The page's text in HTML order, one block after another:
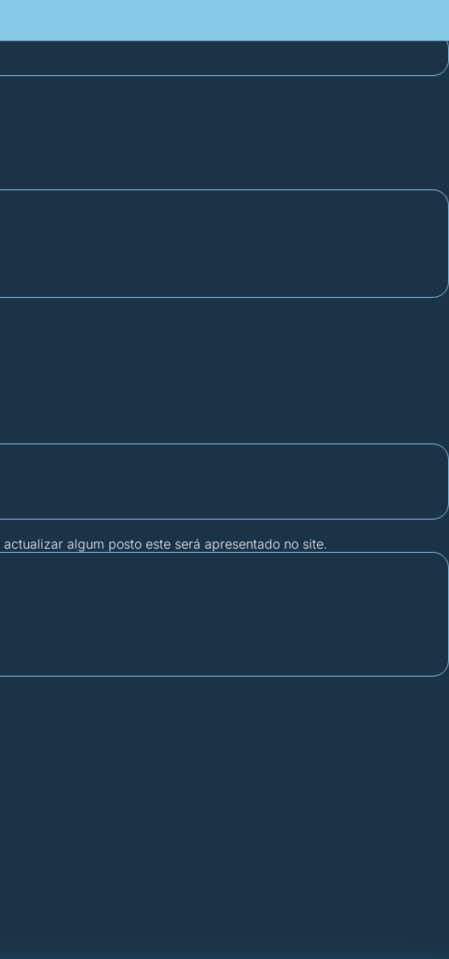
algum posto este será apresentado no site.